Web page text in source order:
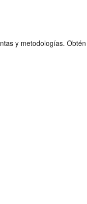
y metodologías.